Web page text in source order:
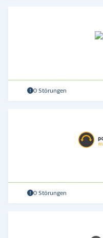
0 Störungen
0 Störungen